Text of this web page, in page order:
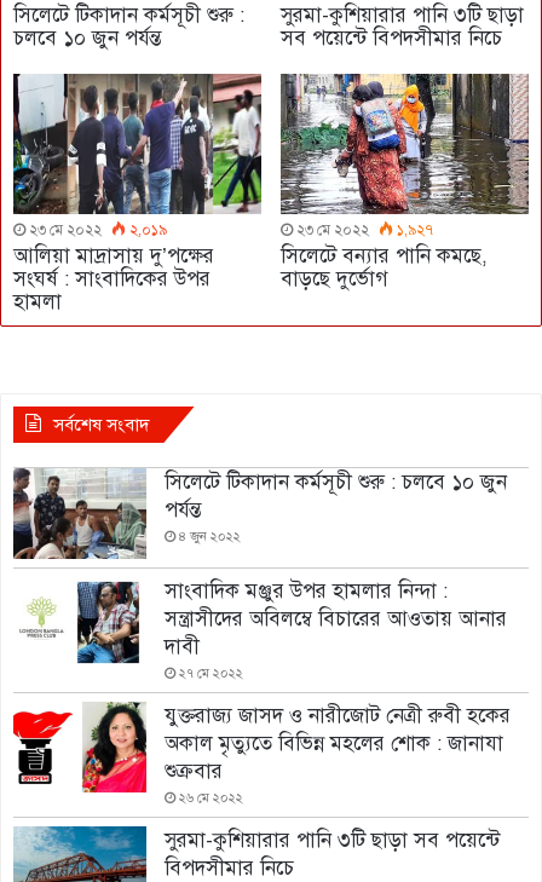
সিলেটে টিকাদান কর্মসূচী শুরু :
চলবে ১০ জুন পর্যন্ত
সুরমা-কুশিয়ারার পানি ৩টি ছাড়া
সব পয়েন্টে বিপদসীমার নিচে
২৩ মে ২০২২ ২,০১৯
আলিয়া মাদ্রাসায় দু’পক্ষের
সংঘর্ষ : সাংবাদিকের উপর
হামলা
২৩ মে ২০২২ ১,৯২৭
সিলেটে বন্যার পানি কমছে,
বাড়ছে দুর্ভোগ
সর্বশেষ সংবাদ
সিলেটে টিকাদান কর্মসূচী শুরু : চলবে ১০ জুন
পর্যন্ত
৪ জুন ২০২২
সাংবাদিক মঞ্জুর উপর হামলার নিন্দা :
সন্ত্রাসীদের অবিলম্বে বিচারের আওতায় আনার
দাবী
২৭ মে ২০২২
যুক্তরাজ্য জাসদ ও নারীজোট নেত্রী রুবী হকের
অকাল মৃত্যুতে বিভিন্ন মহলের শোক : জানাযা
শুক্রবার
২৬ মে ২০২২
সুরমা-কুশিয়ারার পানি ৩টি ছাড়া সব পয়েন্টে
বিপদসীমার নিচে